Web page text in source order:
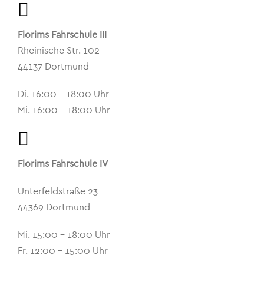
Florims Fahrschule III
Rheinische Str. 102
44137 Dortmund
Di. 16:00 – 18:00 Uhr
Mi. 16:00 – 18:00 Uhr
Florims Fahrschule IV
Unterfeldstraße 23
44369 Dortmund
Mi. 15:00 – 18:00 Uhr
Fr. 12:00 – 15:00 Uhr